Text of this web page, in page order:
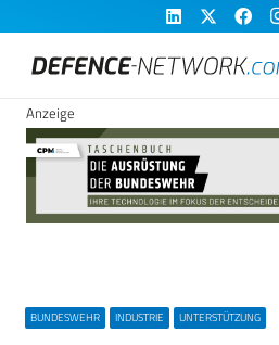
Anzeige
BUNDESWEHR INDUSTRIE UNTERSTÜTZUNG